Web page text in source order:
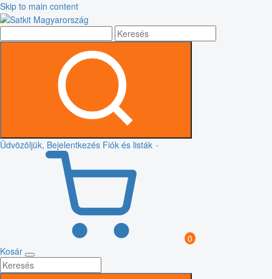
Skip to main content
Üdvözöljük, Bejelentkezés Fiók és listák
0
Kosár